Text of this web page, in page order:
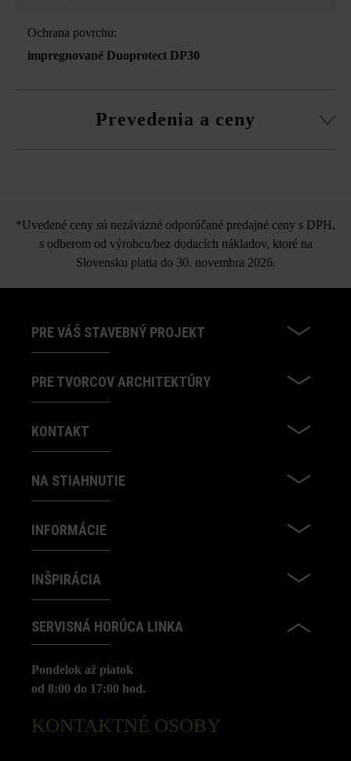
Ochrana povrchu:
impregnované Duoprotect DP30
Prevedenia a ceny
*Uvedené ceny sú nezáväzné odporúčané predajné ceny s DPH,
s odberom od výrobcu/bez dodacích nákladov, ktoré na
Slovensku platia do 30. novembra 2026.
PRE VÁŠ STAVEBNÝ PROJEKT
PRE TVORCOV ARCHITEKTÚRY
KONTAKT
NA STIAHNUTIE
INFORMÁCIE
INŠPIRÁCIA
SERVISNÁ HORÚCA LINKA
Pondelok až piatok
od 8:00 do 17:00 hod.
KONTAKTNÉ OSOBY